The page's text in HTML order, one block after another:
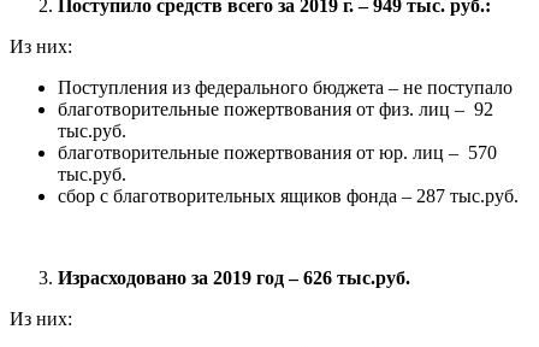
Поступило средств всего за 2019 г. – 949 тыс. руб.:
Из них:
Поступления из федерального бюджета – не поступало
благотворительные пожертвования от физ. лиц – 92
тыс.руб.
благотворительные пожертвования от юр. лиц – 570
тыс.руб.
сбор с благотворительных ящиков фонда – 287 тыс.руб.
Израсходовано за 2019 год – 626 тыс.руб.
Из них: